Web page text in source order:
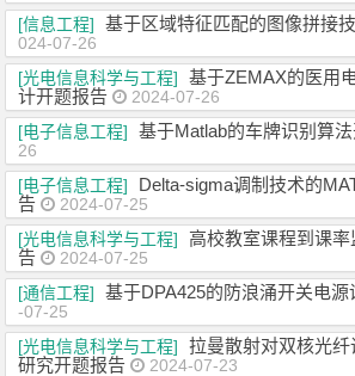
[信息工程]
基于区域特征匹配的图像拼接
024-07-26
[光电信息科学与工程]
基于ZEMAX的医用
计开题报告
2024-07-26
[电子信息工程]
基于Matlab的车牌识别算
26
[电子信息工程]
Delta-sigma调制技术的
告
2024-07-25
[光电信息科学与工程]
高校教室课程到课
告
2024-07-25
[通信工程]
基于DPA425的防浪涌开关电源
-07-25
[光电信息科学与工程]
拉曼散射对双核光
研究开题报告
2024-07-23